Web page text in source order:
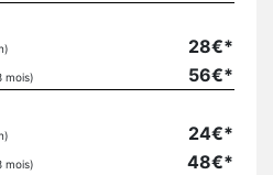
28€*
mois)
56€*
24€*
mois) 48€*